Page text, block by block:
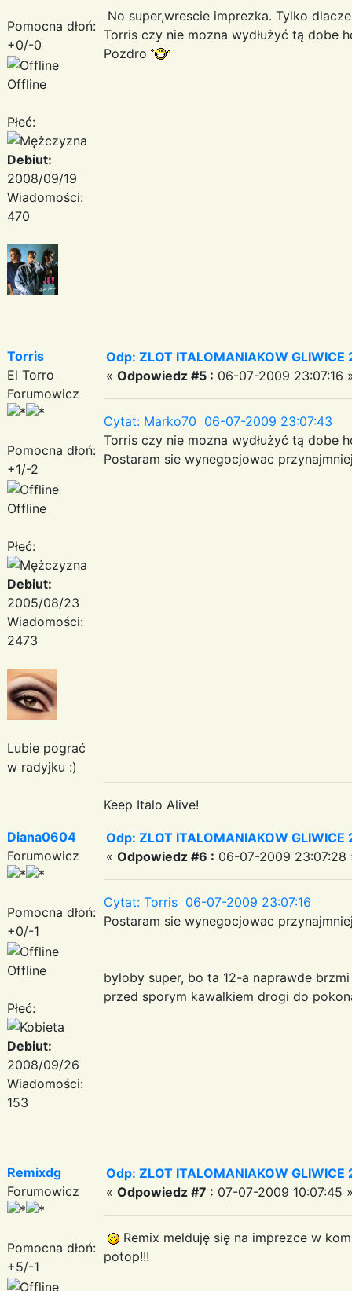
Pomocna dłoń:
+0/-0
Offline
Płeć:
Debiut:
2008/09/19
Wiadomości:
470
No super,wrescie imprezka. Tylko
Torris czy nie mozna wydłużyć tą dobe
Pozdro
Torris
El Torro
Forumowicz
Pomocna dłoń:
+1/-2
Offline
Płeć:
Debiut:
2005/08/23
Wiadomości:
2473
Lubie pograć
w radyjku :)
Odp: ZLOT ITALOMANIAKOW
« Odpowiedz #5 : 06-07-2009 23:07:16
Cytat: Marko70 06-07-2009 23:07:43
Torris czy nie mozna wydłużyć tą dobe
Postaram sie wynegocjowac
Keep Italo Alive!
Diana0604
Forumowicz
Pomocna dłoń:
+0/-1
Offline
Płeć:
Debiut:
2008/09/26
Wiadomości:
153
Odp: ZLOT ITALOMANIAKOW
« Odpowiedz #6 : 06-07-2009 23:07:28
Cytat: Torris 06-07-2009 23:07:16
Postaram sie wynegocjowac
byloby super, bo ta 12-a naprawde
przed sporym kawalkiem drogi do
Remixdg
Forumowicz
Pomocna dłoń:
+5/-1
Odp: ZLOT ITALOMANIAKOW
« Odpowiedz #7 : 07-07-2009 10:07:45
Remix melduję się na imprezce w
potop!!!